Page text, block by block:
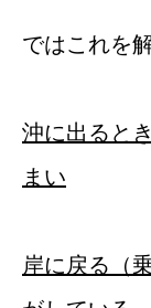
ではこれを
沖に出ると
まい
岸に戻る（